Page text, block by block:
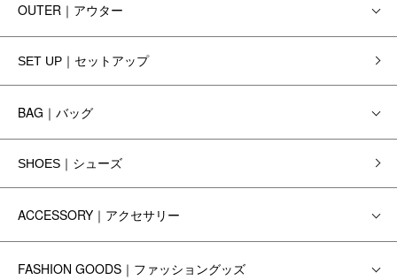
OUTER｜アウター
SET UP｜セットアップ
BAG｜バッグ
SHOES｜シューズ
ACCESSORY｜アクセサリー
FASHION GOODS｜ファッショングッズ